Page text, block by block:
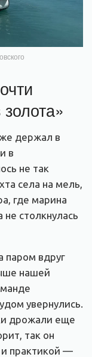
держал в
в
не так
села на мель,
где марина
столкнулась
паром вдруг
нашей
увернулись.
дрожали еще
так он
практикой —